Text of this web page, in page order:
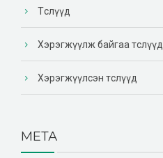
Төслүүд
Хэрэгжүүлж байгаа төслүүд
Хэрэгжүүлсэн төслүүд
МЕТА